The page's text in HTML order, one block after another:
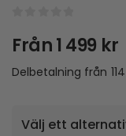
Från1 499 kr
Delbetalning från 114